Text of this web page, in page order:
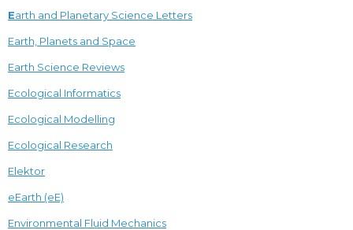
Earth and Planetary Science Letters
Earth, Planets and Space
Earth Science Reviews
Ecological Informatics
Ecological Modelling
Ecological Research
Elektor
eEarth (eE)
Environmental Fluid Mechanics